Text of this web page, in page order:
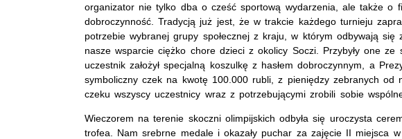
organizator nie tylko dba o cześć sportową wydarzenia, ale także o
dobroczynność. Tradycją już jest, że w trakcie każdego turnieju
potrzebie wybranej grupy społecznej z kraju, w którym odbywają się
nasze wsparcie ciężko chore dzieci z okolicy Soczi. Przybyły one
uczestnik założył specjalną koszulkę z hasłem dobroczynnym, a
symboliczny czek na kwotę 100.000 rubli, z pieniędzy zebranych od
czeku wszyscy uczestnicy wraz z potrzebującymi zrobili sobie
Wieczorem na terenie skoczni olimpijskich odbyła się uroczysta
trofea. Nam srebrne medale i okazały puchar za zajęcie II miejsca